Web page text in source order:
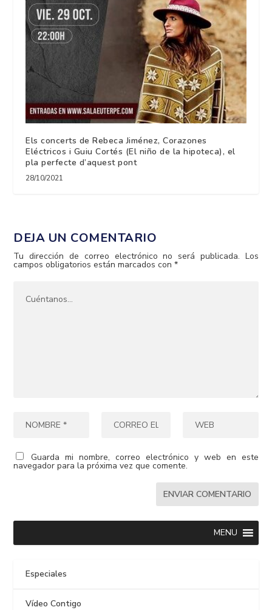
Els concerts de Rebeca Jiménez, Corazones
Eléctricos i Guiu Cortés (El niño de la hipoteca), el
pla perfecte d’aquest pont
28/10/2021
DEJA UN COMENTARIO
Tu dirección de correo electrónico no será publicada. Los
campos obligatorios están marcados con*
Guarda mi nombre, correo electrónico y web en este
navegador para la próxima vez que comente.
MENU
Especiales
Vídeo Contigo